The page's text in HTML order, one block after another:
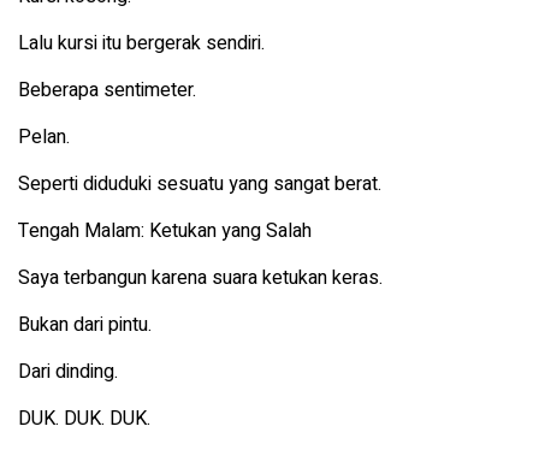
Lalu kursi itu bergerak sendiri.
Beberapa sentimeter.
Pelan.
Seperti diduduki sesuatu yang sangat berat.
Tengah Malam: Ketukan yang Salah
Saya terbangun karena suara ketukan keras.
Bukan dari pintu.
Dari dinding.
DUK. DUK. DUK.